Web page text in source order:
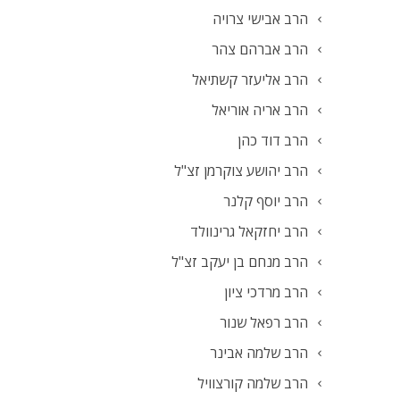
הרב אבישי צרויה
הרב אברהם צהר
הרב אליעזר קשתיאל
הרב אריה אוריאל
הרב דוד כהן
הרב יהושע צוקרמן זצ"ל
הרב יוסף קלנר
הרב יחזקאל גרינוולד
הרב מנחם בן יעקב זצ"ל
הרב מרדכי ציון
הרב רפאל שנור
הרב שלמה אבינר
הרב שלמה קורצוויל